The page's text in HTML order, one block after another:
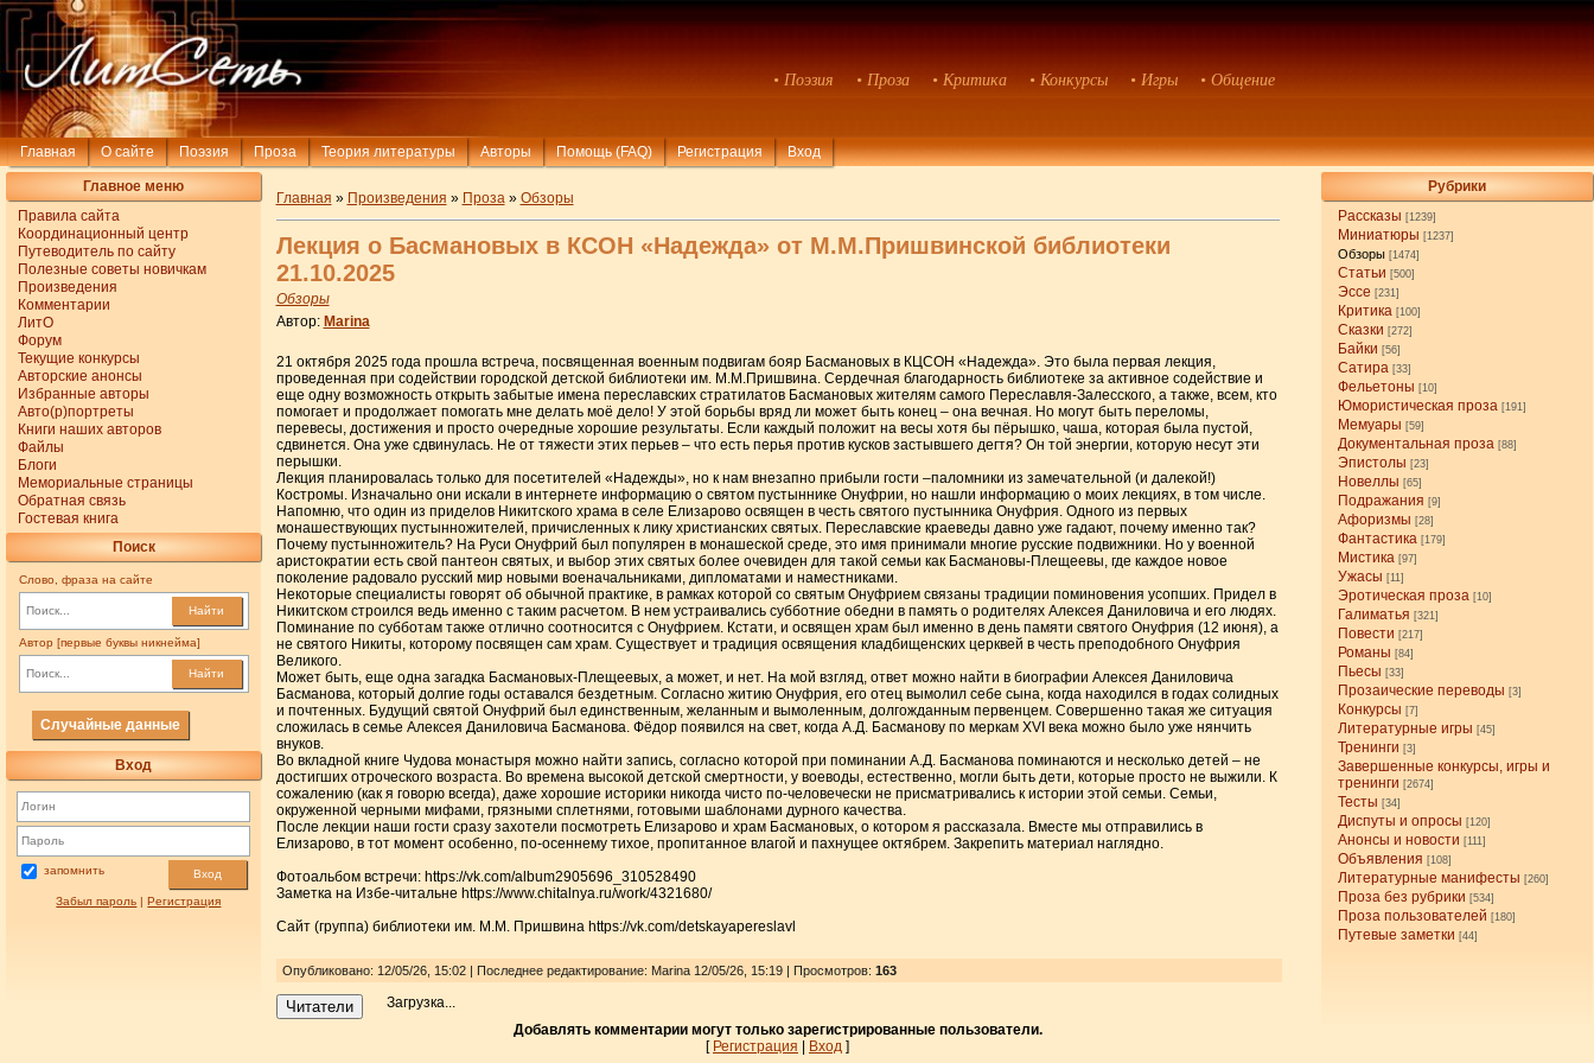
• Поэзия • Проза • Критика • Конкурсы • Игры • Общение
Главная О сайте Поэзия Проза Теория литературы Авторы Помощь (FAQ) Регистрация Вход
Главное меню
Правила сайта
Координационный центр
Путеводитель по сайту
Полезные советы новичкам
Произведения
Комментарии
ЛитО
Форум
Текущие конкурсы
Авторские анонсы
Избранные авторы
Авто(р)портреты
Книги наших авторов
Файлы
Блоги
Мемориальные страницы
Обратная связь
Гостевая книга
Поиск
Слово, фраза на сайте
Найти
Автор [первые буквы никнейма]
Найти
Случайные данные
Вход
запомнить Вход
Забыл пароль |Регистрация
Рубрики
Рассказы [1239]
Миниатюры [1237]
Обзоры [1474]
Статьи [500]
Эссе [231]
Критика [100]
Сказки [272]
Байки [56]
Сатира [33]
Фельетоны [10]
Юмористическая проза [191]
Мемуары [59]
Документальная проза [88]
Эпистолы [23]
Новеллы [65]
Подражания [9]
Афоризмы [28]
Фантастика [179]
Мистика [97]
Ужасы [11]
Эротическая проза [10]
Галиматья [321]
Повести [217]
Романы [84]
Пьесы [33]
Прозаические переводы [3]
Конкурсы [7]
Литературные игры [45]
Тренинги [3]
Завершенные конкурсы, игры и
тренинги [2674]
Тесты [34]
Диспуты и опросы [120]
Анонсы и новости [111]
Объявления [108]
Литературные манифесты [260]
Проза без рубрики [534]
Проза пользователей [180]
Путевые заметки [44]
Главная » Произведения » Проза » Обзоры
Лекция о Басмановых в КСОН «Надежда» от М.М.Пришвинской библиотеки
21.10.2025
Обзоры
Автор: Marina
21 октября 2025 года прошла встреча, посвященная военным подвигам бояр Басмановых в КЦСОН «Надежда». Это была первая лекция,
проведенная при содействии городской детской библиотеки им. М.М.Пришвина. Сердечная благодарность библиотеке за активное содействие и
еще одну возможность открыть забытые имена переславских стратилатов Басмановых жителям самого Переславля-Залесского, а также, всем, кто
помогает и продолжает помогать мне делать моё дело! У этой борьбы вряд ли может быть конец – она вечная. Но могут быть переломы,
перевесы, достижения и просто очередные хорошие результаты. Если каждый положит на весы хотя бы пёрышко, чаша, которая была пустой,
сдвинется. Она уже сдвинулась. Не от тяжести этих перьев – что есть перья против кусков застывшего дегтя? Он той энергии, которую несут эти
перышки.
Лекция планировалась только для посетителей «Надежды», но к нам внезапно прибыли гости –паломники из замечательной (и далекой!)
Костромы. Изначально они искали в интернете информацию о святом пустыннике Онуфрии, но нашли информацию о моих лекциях, в том числе.
Напомню, что один из приделов Никитского храма в селе Елизарово освящен в честь святого пустынника Онуфрия. Одного из первых
монашествующих пустынножителей, причисленных к лику христианских святых. Переславские краеведы давно уже гадают, почему именно так?
Почему пустынножитель? На Руси Онуфрий был популярен в монашеской среде, это имя принимали многие русские подвижники. Но у военной
аристократии есть свой пантеон святых, и выбор этих святых более очевиден для такой семьи как Басмановы-Плещеевы, где каждое новое
поколение радовало русский мир новыми военачальниками, дипломатами и наместниками.
Некоторые специалисты говорят об обычной практике, в рамках которой со святым Онуфрием связаны традиции поминовения усопших. Придел в
Никитском строился ведь именно с таким расчетом. В нем устраивались субботние обедни в память о родителях Алексея Даниловича и его людях.
Поминание по субботам также отлично соотносится с Онуфрием. Кстати, и освящен храм был именно в день памяти святого Онуфрия (12 июня), а
не святого Никиты, которому посвящен сам храм. Существует и традиция освящения кладбищенских церквей в честь преподобного Онуфрия
Великого.
Может быть, еще одна загадка Басмановых-Плещеевых, а может, и нет. На мой взгляд, ответ можно найти в биографии Алексея Даниловича
Басманова, который долгие годы оставался бездетным. Согласно житию Онуфрия, его отец вымолил себе сына, когда находился в годах солидных
и почтенных. Будущий святой Онуфрий был единственным, желанным и вымоленным, долгожданным первенцем. Совершенно такая же ситуация
сложилась в семье Алексея Даниловича Басманова. Фёдор появился на свет, когда А.Д. Басманову по меркам XVI века можно было уже нянчить
внуков.
Во вкладной книге Чудова монастыря можно найти запись, согласно которой при поминании А.Д. Басманова поминаются и несколько детей – не
достигших отроческого возраста. Во времена высокой детской смертности, у воеводы, естественно, могли быть дети, которые просто не выжили. К
сожалению (как я говорю всегда), даже хорошие историки никогда чисто по-человечески не присматривались к истории этой семьи. Семьи,
окруженной черными мифами, грязными сплетнями, готовыми шаблонами дурного качества.
После лекции наши гости сразу захотели посмотреть Елизарово и храм Басмановых, о котором я рассказала. Вместе мы отправились в
Елизарово, в тот момент особенно, по-осеннему тихое, пропитанное влагой и пахнущее октябрем. Закрепить материал наглядно.
Фотоальбом встречи: https://vk.com/album2905696_310528490
Заметка на Избе-читальне https://www.chitalnya.ru/work/4321680/
Сайт (группа) библиотеки им. М.М. Пришвина https://vk.com/detskayapereslavl
Опубликовано: 12/05/26, 15:02 | Последнее редактирование: Marina 12/05/26, 15:19 | Просмотров: 163
Читатели
Загрузка...
Добавлять комментарии могут только зарегистрированные пользователи.
[ Регистрация | Вход ]